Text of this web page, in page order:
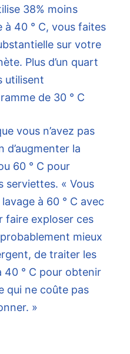
38% moins
à 40 ° C, vous faites
sur votre
Plus d’un quart
utilisent
de 30 ° C
vous n’avez pas
d’augmenter la
60 ° C pour
serviettes. « Vous
à 60 ° C avec
faire exploser ces
mieux
de traiter les
40 ° C pour obtenir
qui ne coûte pas
»